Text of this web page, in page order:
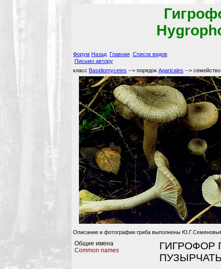
Форум Назад Главная Список видов
Письмо автору
класс Basidiomycetes --> порядок Agaricales -->
Описание и фотографии гриба выполнены
Общие имена
Common names
ГИГРОФОР